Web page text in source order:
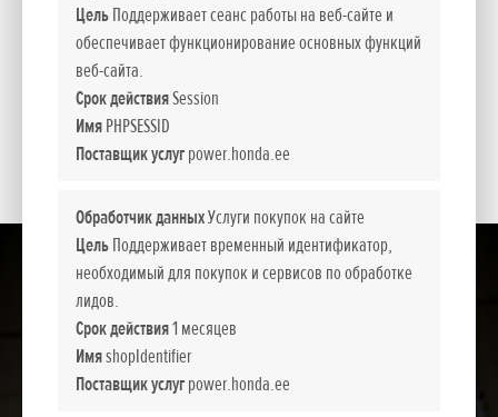
ЦельПоддерживает сеанс работы на веб-сайте и
обеспечивает функционирование основных функций
веб-сайта.
Срок действияSession
ИмяPHPSESSID
Поставщик услугpower.honda.ee
Обработчик данныхУслуги покупок на сайте
ЦельПоддерживает временный идентификатор,
необходимый для покупок и сервисов по обработке
лидов.
Срок действия1 месяцев
ИмяshopIdentifier
Поставщик услугpower.honda.ee
Представленные цены, базовая комплектация и пакет дополнительного
оборудования носят информативный характер. NCG Import Baltics OÜ оставляет
за собой право изменить цены и набор оборудования или прекратить продажу
какой-то модели без предварительного уведомления.
Цены содержат налог с оборота.